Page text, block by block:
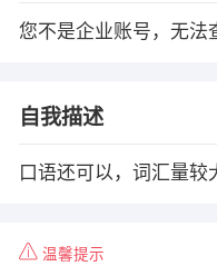
您不是企业账号，无法
自我描述
口语还可以，词汇量较
温馨提示